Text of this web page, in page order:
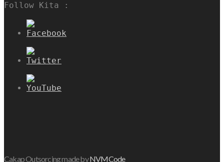
Follow Kita :
Cakap Outsorcing made byNVMCode